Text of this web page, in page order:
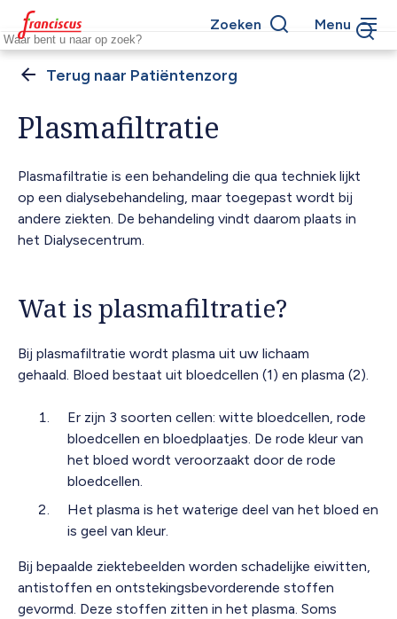
Overslaan
en
naar
gaan
Keywords
Zoeken Menu
Patiëntenzorg
Plasmafiltratie
Plasmafiltratie is een behandeling die qua techniek lijkt
op een dialysebehandeling, maar toegepast wordt bij
andere ziekten. De behandeling vindt daarom plaats in
het Dialysecentrum.
Wat is plasmafiltratie?
Bij plasmafiltratie wordt plasma uit uw lichaam
gehaald. Bloed bestaat uit bloedcellen (1) en plasma (2).
Er zijn 3 soorten cellen: witte bloedcellen, rode
bloedcellen en bloedplaatjes. De rode kleur van
het bloed wordt veroorzaakt door de rode
bloedcellen.
Het plasma is het waterige deel van het bloed en
is geel van kleur.
Bij bepaalde ziektebeelden worden schadelijke eiwitten,
antistoffen en ontstekingsbevorderende stoffen
gevormd. Deze stoffen zitten in het plasma. Soms